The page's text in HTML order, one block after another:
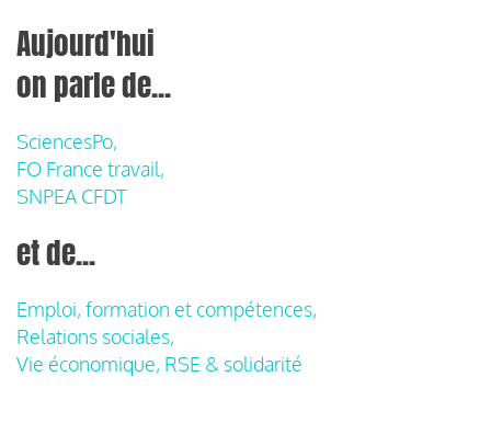
Aujourd'hui
on parle de...
SciencesPo,
FO France travail,
SNPEA CFDT
et de...
Emploi, formation et compétences,
Relations sociales,
Vie économique, RSE & solidarité